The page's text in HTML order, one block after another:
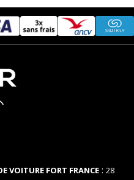
VOITURE FORT FRANCE: 28